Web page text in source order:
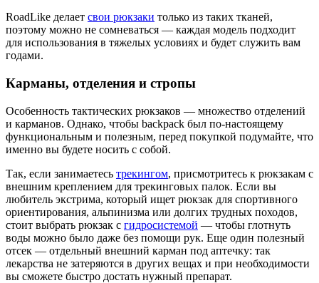
RoadLike делает свои рюкзаки только из таких тканей,
поэтому можно не сомневаться — каждая модель подходит
для использования в тяжелых условиях и будет служить вам
годами.
Карманы, отделения и стропы
Особенность тактических рюкзаков — множество отделений
и карманов. Однако, чтобы backpack был по-настоящему
функциональным и полезным, перед покупкой подумайте, что
именно вы будете носить с собой.
Так, если занимаетесь трекингом, присмотритесь к рюкзакам с
внешним креплением для трекинговых палок. Если вы
любитель экстрима, который ищет рюкзак для спортивного
ориентирования, альпинизма или долгих трудных походов,
стоит выбрать рюкзак с гидросистемой — чтобы глотнуть
воды можно было даже без помощи рук. Еще один полезный
отсек — отдельный внешний карман под аптечку: так
лекарства не затеряются в других вещах и при необходимости
вы сможете быстро достать нужный препарат.